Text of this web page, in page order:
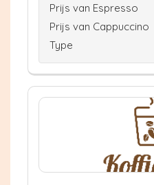
Prijs van Espresso
Prijs van Cappuccino
Type